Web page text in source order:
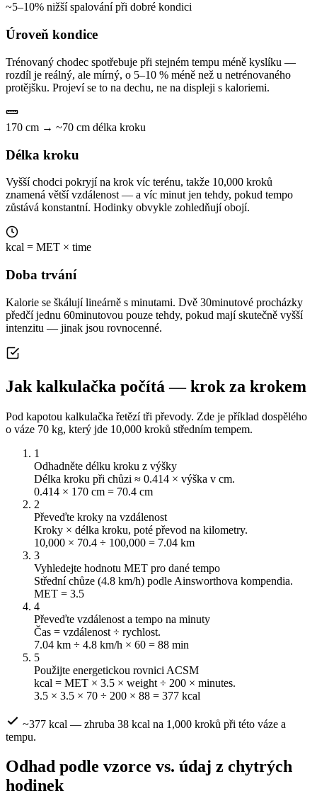
~5–10% nižší spalování při dobré kondici
Úroveň kondice
Trénovaný chodec spotřebuje při stejném tempu méně kyslíku —
rozdíl je reálný, ale mírný, o 5–10 % méně než u netrénovaného
protějšku. Projeví se to na dechu, ne na displeji s kaloriemi.
170 cm → ~70 cm délka kroku
Délka kroku
Vyšší chodci pokryjí na krok víc terénu, takže 10,000 kroků
znamená větší vzdálenost — a víc minut jen tehdy, pokud tempo
zůstává konstantní. Hodinky obvykle zohledňují obojí.
kcal = MET × time
Doba trvání
Kalorie se škálují lineárně s minutami. Dvě 30minutové procházky
předčí jednu 60minutovou pouze tehdy, pokud mají skutečně vyšší
intenzitu — jinak jsou rovnocenné.
Jak kalkulačka počítá — krok za krokem
Pod kapotou kalkulačka řetězí tři převody. Zde je příklad dospělého
o váze 70 kg, který jde 10,000 kroků středním tempem.
1
Odhadněte délku kroku z výšky
Délka kroku při chůzi ≈ 0.414 × výška v cm.
0.414 × 170 cm = 70.4 cm
2
Převeďte kroky na vzdálenost
Kroky × délka kroku, poté převod na kilometry.
10,000 × 70.4 ÷ 100,000 = 7.04 km
3
Vyhledejte hodnotu MET pro dané tempo
Střední chůze (4.8 km/h) podle Ainsworthova kompendia.
MET = 3.5
4
Převeďte vzdálenost a tempo na minuty
Čas = vzdálenost ÷ rychlost.
7.04 km ÷ 4.8 km/h × 60 = 88 min
5
Použijte energetickou rovnici ACSM
kcal = MET × 3.5 × weight ÷ 200 × minutes.
3.5 × 3.5 × 70 ÷ 200 × 88 = 377 kcal
~377 kcal — zhruba 38 kcal na 1,000 kroků při této váze a
tempu.
Odhad podle vzorce vs. údaj z chytrých
hodinek